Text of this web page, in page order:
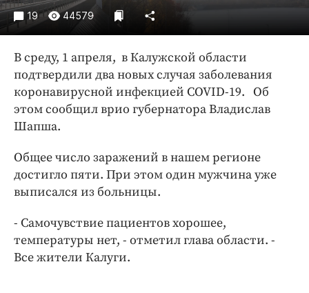
Экономика и бизнес
ПРОЕКТЫ
Блоги
Издания
Медиаперсона
Интересное чтиво
Бренд года
Работодатель года
19 44579
В среду, 1 апреля, в Калужской области
подтвердили два новых случая заболевания
коронавирусной инфекцией COVID-19. Об
этом сообщил врио губернатора Владислав
Шапша.
Общее число заражений в нашем регионе
достигло пяти. При этом один мужчина уже
выписался из больницы.
- Самочувствие пациентов хорошее,
температуры нет, - отметил глава области. -
Все жители Калуги.